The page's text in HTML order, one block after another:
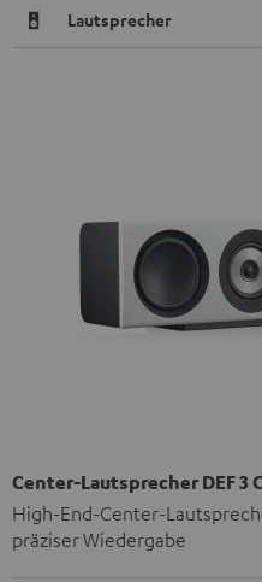
Lautsprecher
Center-Lautsprecher DEF 3 C
High-End-Center-
präziser Wiedergabe